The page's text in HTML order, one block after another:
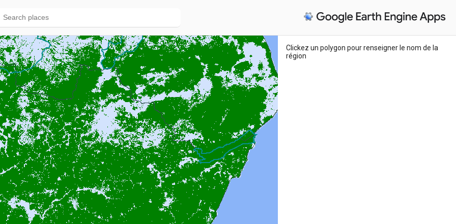
Clickez un polygon pour renseigner le nom de la
région